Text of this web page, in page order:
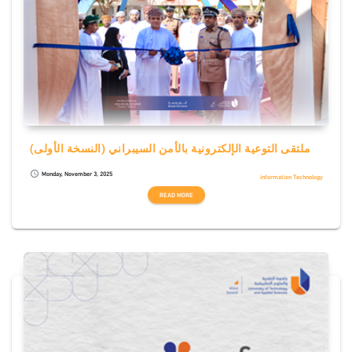
ملتقى التوعية الإلكترونية بالأمن السيبراني (النسخة الأولى)
schedule Monday, November 3, 2025
information Technology
READ MORE